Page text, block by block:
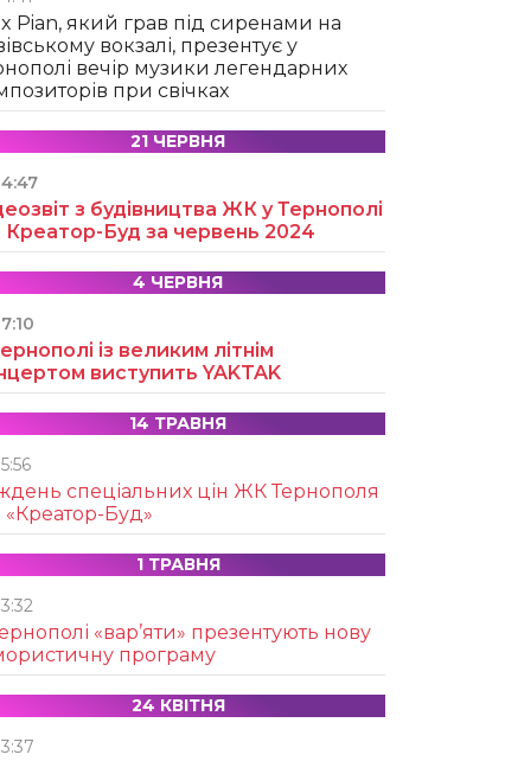
Pian, який грав під сиренами на
вокзалі, презентує у
вечір музики легендарних
при свічках
21 ЧЕРВНЯ
з будівництва ЖК у Тернополі
Креатор-Буд за червень 2024
4 ЧЕРВНЯ
із великим літнім
виступить YAKTAK
14 ТРАВНЯ
спеціальних цін ЖК Тернополя
«Креатор-Буд»
1 ТРАВНЯ
«вар’яти» презентують нову
програму
24 КВІТНЯ